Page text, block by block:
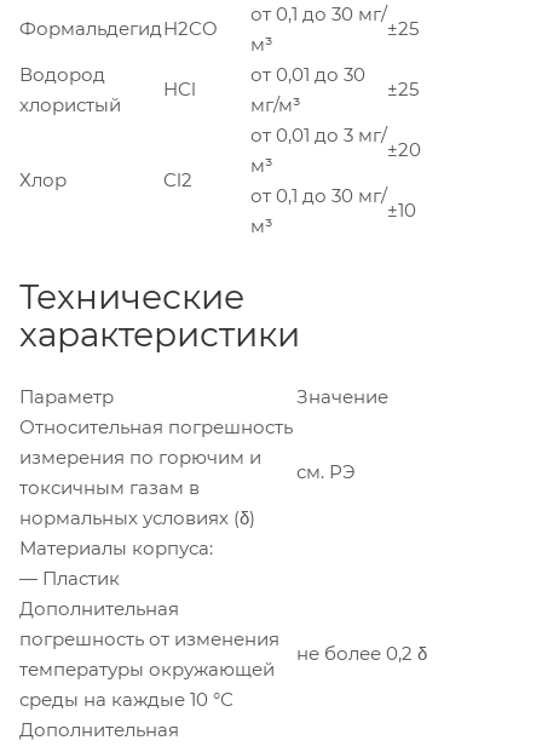
Формальдегид H2CO
от 0,1 до 30 мг/
м³
±25
Водород
хлористый
HCl
от 0,01 до 30
мг/м³
±25
Хлор Cl2
от 0,01 до 3 мг/
м³
±20
от 0,1 до 30 мг/
м³
±10
Технические
характеристики
Параметр
Значение
Относительная погрешность
измерения по горючим и
токсичным газам в
нормальных условиях (δ)
см. РЭ
Материалы корпуса:
— Пластик
Дополнительная
погрешность от изменения
температуры окружающей
среды на каждые 10 °С
не более 0,2 δ
Дополнительная